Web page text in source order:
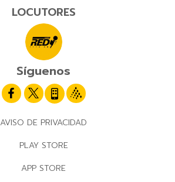
LOCUTORES
Síguenos
AVISO DE PRIVACIDAD
PLAY STORE
APP STORE